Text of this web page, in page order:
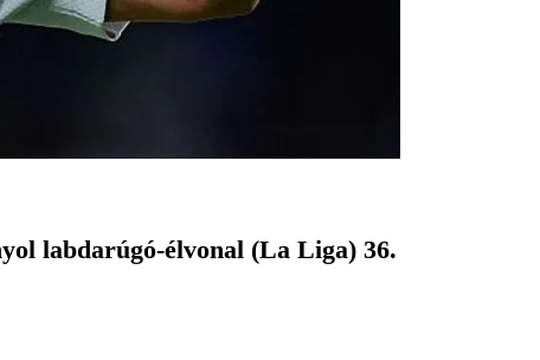
labdarúgó-élvonal (La Liga) 36.